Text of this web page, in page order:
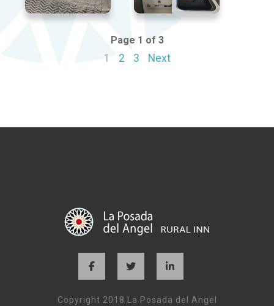
Page 1 of 3
1 2 3 Next
Copyright 2018 La Posada del Angel